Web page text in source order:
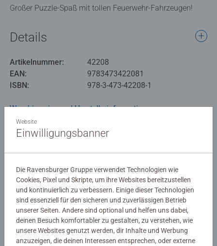
Großer Puzzle-Spaß mit tollen Feuerwehr-Fahrzeugen!
Details
Artikelnummer:
42208
EAN:
9783473422081
ISBN:
978-3-473-42208-1
Warnhinweise und Herstellerinformation
0/0
Verfasse eine Bewertung
Website
Einwilligungsbanner
Die Ravensburger Gruppe verwendet Technologien wie
Cookies, Pixel und Skripte, um ihre Websites bereitzustellen
und kontinuierlich zu verbessern. Einige dieser Technologien
sind essenziell für den sicheren und zuverlässigen Betrieb
unserer Seiten. Andere sind optional und helfen uns dabei,
deinen Besuch komfortabler zu gestalten, zu verstehen, wie
unsere Websites genutzt werden, dir Inhalte und Werbung
anzuzeigen, die deinen Interessen entsprechen, oder externe